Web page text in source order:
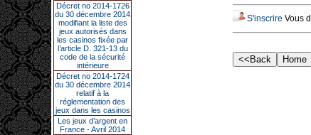
Décret no 2014-1726
du 30 décembre 2014
modifiant la liste des
jeux autorisés dans
les casinos fixée par
l’article D. 321-13 du
code de la sécurité
intérieure
Décret no 2014-1724
du 30 décembre 2014
relatif à la
réglementation des
jeux dans les casinos
Les jeux d’argent en
France - Avril 2014
S'inscrire Vous